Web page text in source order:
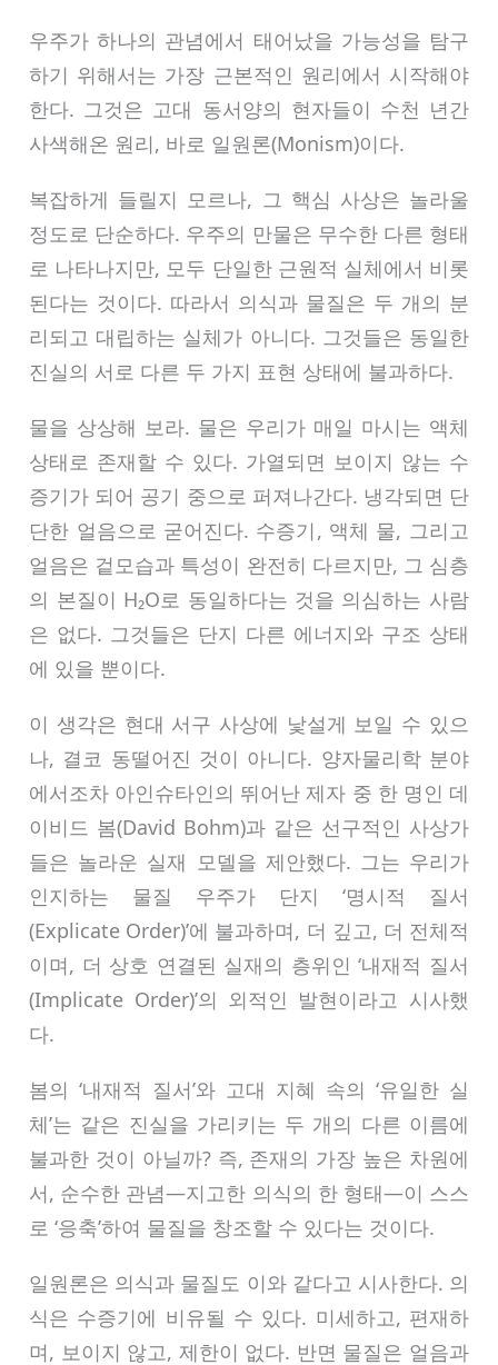
우주가 하나의 관념에서 태어났을 가능성을 탐구
하기 위해서는 가장 근본적인 원리에서 시작해야
한다. 그것은 고대 동서양의 현자들이 수천 년간
사색해온 원리, 바로 일원론(Monism)이다.
복잡하게 들릴지 모르나, 그 핵심 사상은 놀라울
정도로 단순하다. 우주의 만물은 무수한 다른 형태
로 나타나지만, 모두 단일한 근원적 실체에서 비롯
된다는 것이다. 따라서 의식과 물질은 두 개의 분
리되고 대립하는 실체가 아니다. 그것들은 동일한
진실의 서로 다른 두 가지 표현 상태에 불과하다.
물을 상상해 보라. 물은 우리가 매일 마시는 액체
상태로 존재할 수 있다. 가열되면 보이지 않는 수
증기가 되어 공기 중으로 퍼져나간다. 냉각되면 단
단한 얼음으로 굳어진다. 수증기, 액체 물, 그리고
얼음은 겉모습과 특성이 완전히 다르지만, 그 심층
의 본질이 H₂O로 동일하다는 것을 의심하는 사람
은 없다. 그것들은 단지 다른 에너지와 구조 상태
에 있을 뿐이다.
이 생각은 현대 서구 사상에 낯설게 보일 수 있으
나, 결코 동떨어진 것이 아니다. 양자물리학 분야
에서조차 아인슈타인의 뛰어난 제자 중 한 명인 데
이비드 봄(David Bohm)과 같은 선구적인 사상가
들은 놀라운 실재 모델을 제안했다. 그는 우리가
인지하는 물질 우주가 단지 ‘명시적 질서
(Explicate Order)’에 불과하며, 더 깊고, 더 전체적
이며, 더 상호 연결된 실재의 층위인 ‘내재적 질서
(Implicate Order)’의 외적인 발현이라고 시사했
다.
봄의 ‘내재적 질서’와 고대 지혜 속의 ‘유일한 실
체’는 같은 진실을 가리키는 두 개의 다른 이름에
불과한 것이 아닐까? 즉, 존재의 가장 높은 차원에
서, 순수한 관념—지고한 의식의 한 형태—이 스스
로 ‘응축’하여 물질을 창조할 수 있다는 것이다.
일원론은 의식과 물질도 이와 같다고 시사한다. 의
식은 수증기에 비유될 수 있다. 미세하고, 편재하
며, 보이지 않고, 제한이 없다. 반면 물질은 얼음과